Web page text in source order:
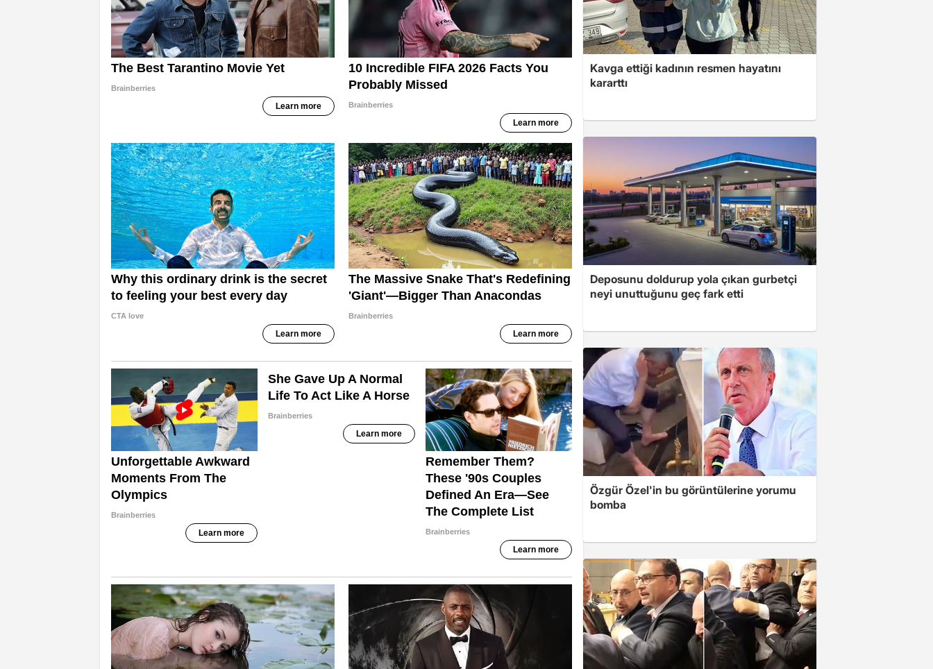
Kavga ettiği kadının resmen hayatını
kararttı
Deposunu doldurup yola çıkan gurbetçi
neyi unuttuğunu geç fark etti
Özgür Özel'in bu görüntülerine yorumu
bomba